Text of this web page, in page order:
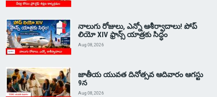
నాలుగు రోజులు, ఎన్నో ఆశీర్వాదాలు! పోప్
లియో XIV ఫ్రాన్స్ యాత్రకు సిద్ధం
Aug 08, 2026
జాతీయ యువత దినోత్సవ ఆదివారం ఆగస్టు
9న
Aug 08, 2026